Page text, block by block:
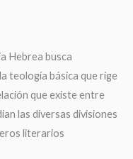
Hebrea busca
teología básica que rige
que existe entre
las diversas divisiones
literarios